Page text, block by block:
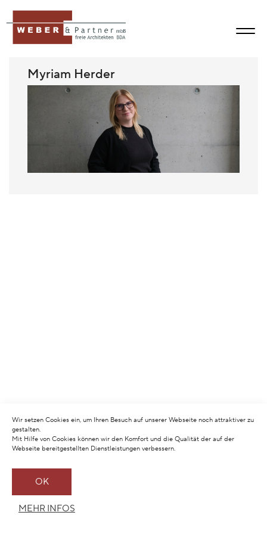
Wir setzen Cookies ein, um Ihren Besuch auf unserer Webseite noch attraktiver zu
gestalten.
Mit Hilfe von Cookies können wir den Komfort und die Qualität der auf der
Webseite bereitgestellten Dienstleistungen verbessern.
OK
MEHR INFOS
Myriam Herder